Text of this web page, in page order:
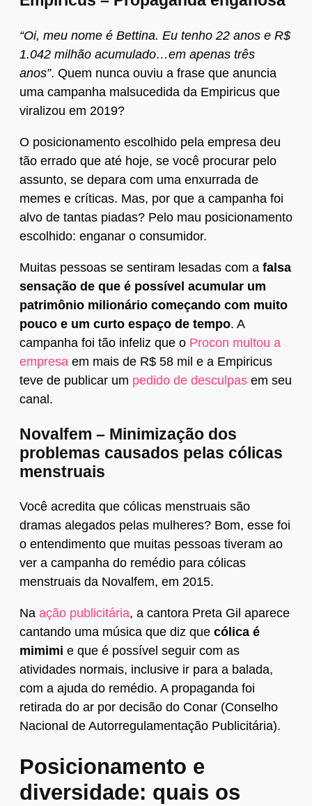
“Oi, meu nome é Bettina. Eu tenho 22 anos e R$
1.042 milhão acumulado…em apenas três
anos”. Quem nunca ouviu a frase que anuncia
uma campanha malsucedida da Empiricus que
viralizou em 2019?
O posicionamento escolhido pela empresa deu
tão errado que até hoje, se você procurar pelo
assunto, se depara com uma enxurrada de
memes e críticas. Mas, por que a campanha foi
alvo de tantas piadas? Pelo mau posicionamento
escolhido: enganar o consumidor.
Muitas pessoas se sentiram lesadas com a falsa
sensação de que é possível acumular um
patrimônio milionário começando com muito
pouco e um curto espaço de tempo. A
campanha foi tão infeliz que o Procon multou a
empresa em mais de R$ 58 mil e a Empiricus
teve de publicar um pedido de desculpas em seu
canal.
Novalfem – Minimização dos
problemas causados pelas cólicas
menstruais
Você acredita que cólicas menstruais são
dramas alegados pelas mulheres? Bom, esse foi
o entendimento que muitas pessoas tiveram ao
ver a campanha do remédio para cólicas
menstruais da Novalfem, em 2015.
Na ação publicitária, a cantora Preta Gil aparece
cantando uma música que diz que cólica é
mimimi e que é possível seguir com as
atividades normais, inclusive ir para a balada,
com a ajuda do remédio. A propaganda foi
retirada do ar por decisão do Conar (Conselho
Nacional de Autorregulamentação Publicitária).
Posicionamento e
diversidade: quais os